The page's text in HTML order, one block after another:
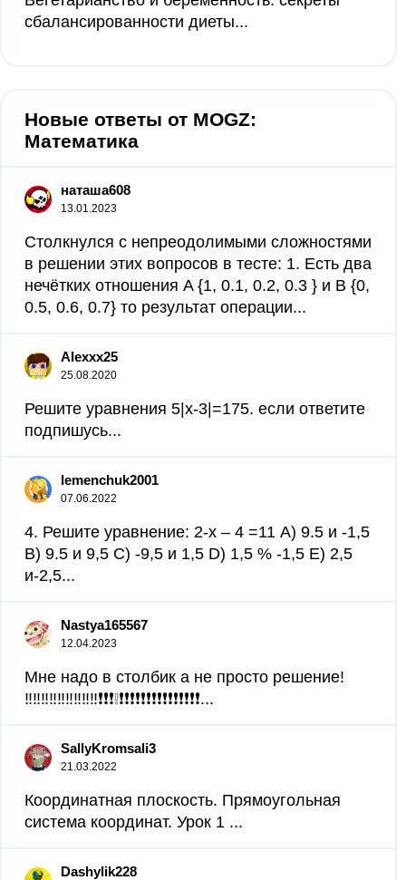
сбалансированности диеты...
Новые ответы от MOGZ:
Математика
наташа608
13.01.2023
Столкнулся с непреодолимыми сложностями
в решении этих вопросов в тесте: 1. Есть два
нечётких отношения A {1, 0.1, 0.2, 0.3 } и B {0,
0.5, 0.6, 0.7} то результат операции...
Alexxx25
25.08.2020
Решите уравнения 5|х-3|=175. если ответите
подпишусь​...
lemenchuk2001
07.06.2022
4. Решите уравнение: 2-х – 4 =11 А) 9.5 и -1,5
В) 9.5 и 9,5 C) -9,5 и 1,5 D) 1,5 % -1,5 E) 2,5
и-2,5​...
Nastya165567
12.04.2023
Мне надо в столбик а не просто решение!
‼️‼️‼️‼️‼️‼️‼️‼️‼️❗❗❗❕❗❗❗❗❗❗❗❗❗❗❗❗❗❗❗...
SallyKromsali3
21.03.2022
Координатная плоскость. Прямоугольная
система координат. Урок 1 ​...
Dashylik228